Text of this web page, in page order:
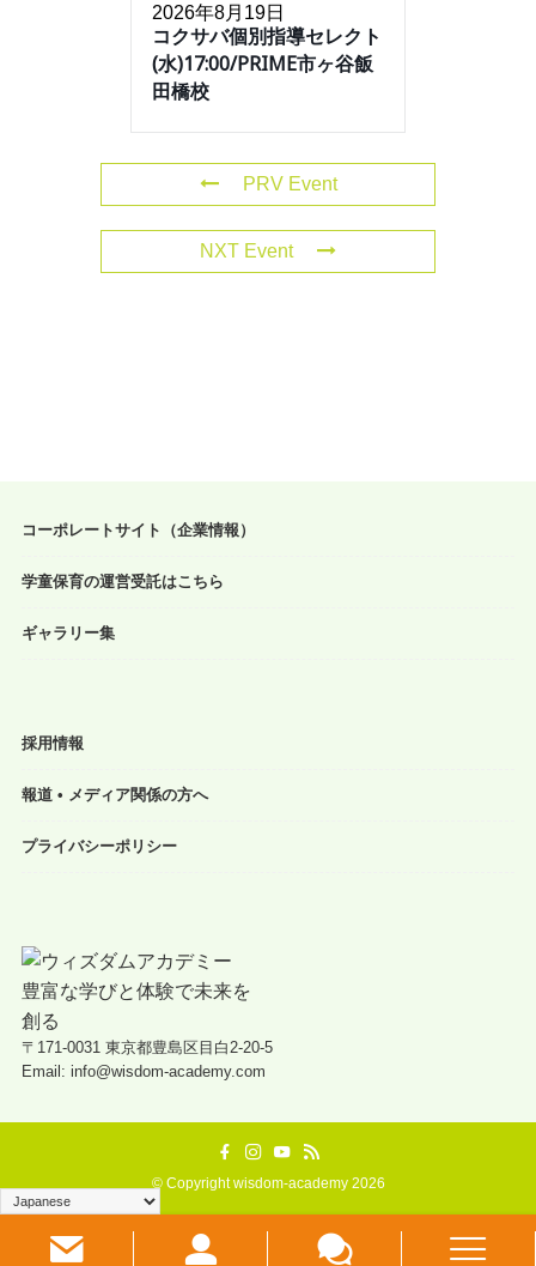
2026年8月19日
コクサバ個別指導セレクト
(水)17:00/PRIME市ヶ谷飯
田橋校
PRV Event
NXT Event
コーポレートサイト（企業情報）
学童保育の運営受託はこちら
ギャラリー集
採用情報
報道 • メディア関係の方へ
プライバシーポリシー
〒171-0031 東京都豊島区目白2-20-5
Email: info@wisdom-academy.com
©Copyright wisdom-academy 2026